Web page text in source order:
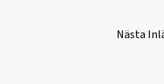
Nästa